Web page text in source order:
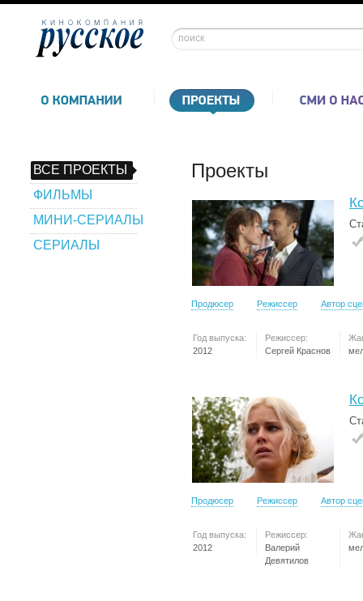
ВСЕ ПРОЕКТЫ
ФИЛЬМЫ
МИНИ-СЕРИАЛЫ
СЕРИАЛЫ
Проекты
Продюсер Режиссер Автор
Год выпуска:
2012
Режиссер:
Сергей Краснов
Продюсер Режиссер Автор
Год выпуска:
2012
Режиссер:
Валерий
Девятилов